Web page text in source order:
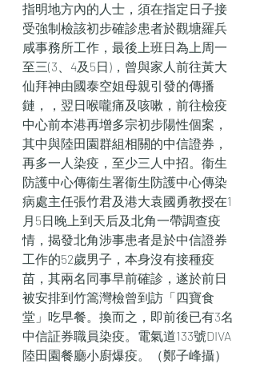
指明地方內的人士，須在指定日子接
受強制檢該初步確診患者於觀塘羅兵
咸事務所工作，最後上班日為上周一
至三(3、4及5日)，曾與家人前往黃大
仙拜神由國泰空姐母親引發的傳播
鏈，，翌日喉嚨痛及咳嗽，前往檢疫
中心前本港再增多宗初步陽性個案，
其中與陸田園群組相關的中信證券，
再多一人染疫，至少三人中招。衞生
防護中心傳衞生署衞生防護中心傳染
病處主任張竹君及港大袁國勇教授在1
月5日晚上到天后及北角一帶調查疫
情，揭發北角涉事患者是於中信證券
工作的52歲男子，本身沒有接種疫
苗，其兩名同事早前確診，遂於前日
被安排到竹篙灣檢曾到訪「四寶食
堂」吃早餐。換而之，即前後已有3名
中信証券職員染疫。電氣道133號DIVA
陸田園餐廳小廚爆疫。（鄭子峰攝）